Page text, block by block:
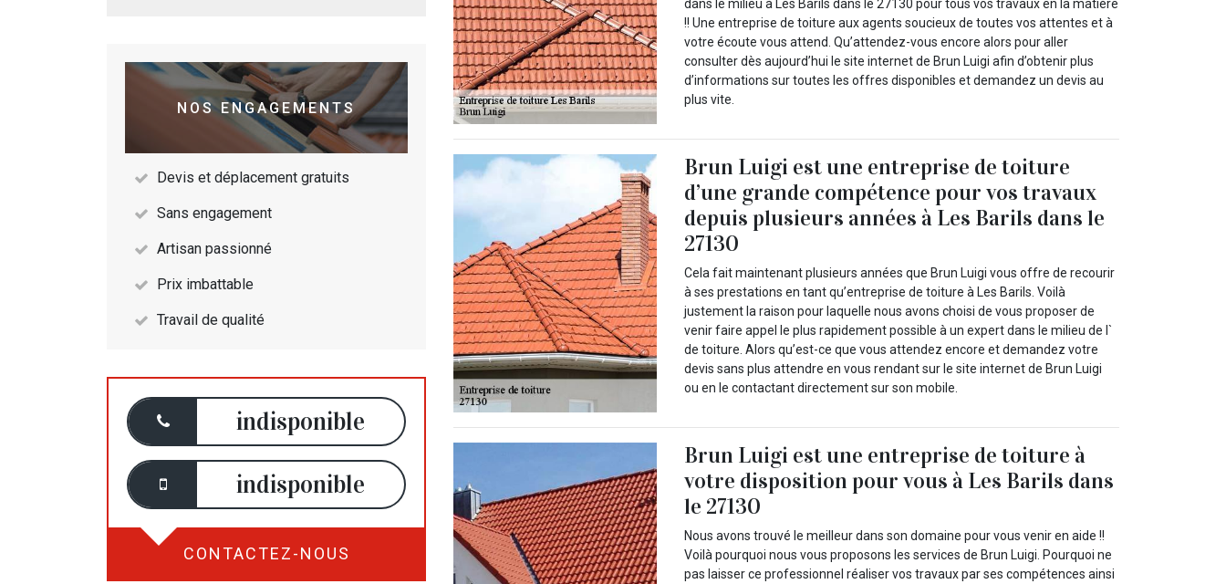
NOS ENGAGEMENTS
Devis et déplacement gratuits
Sans engagement
Artisan passionné
Prix imbattable
Travail de qualité
indisponible
indisponible
CONTACTEZ-NOUS
dans le milieu à Les Barils dans le 27130 pour tous vos travaux en la matière
!! Une entreprise de toiture aux agents soucieux de toutes vos attentes et à
votre écoute vous attend. Qu’attendez-vous encore alors pour aller
consulter dès aujourd’hui le site internet de Brun Luigi afin d’obtenir plus
d’informations sur toutes les offres disponibles et demandez un devis au
plus vite.
Brun Luigi est une entreprise de toiture
d’une grande compétence pour vos travaux
depuis plusieurs années à Les Barils dans le
27130
Cela fait maintenant plusieurs années que Brun Luigi vous offre de recourir
à ses prestations en tant qu’entreprise de toiture à Les Barils. Voilà
justement la raison pour laquelle nous avons choisi de vous proposer de
venir faire appel le plus rapidement possible à un expert dans le milieu de l`
de toiture. Alors qu’est-ce que vous attendez encore et demandez votre
devis sans plus attendre en vous rendant sur le site internet de Brun Luigi
ou en le contactant directement sur son mobile.
Brun Luigi est une entreprise de toiture à
votre disposition pour vous à Les Barils dans
le 27130
Nous avons trouvé le meilleur dans son domaine pour vous venir en aide !!
Voilà pourquoi nous vous proposons les services de Brun Luigi. Pourquoi ne
pas laisser ce professionnel réaliser vos travaux par ses compétences ainsi